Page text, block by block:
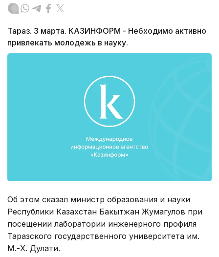
Тараз. 3 марта. КАЗИНФОРМ - Небходимо активно
привлекать молодежь в науку.
Об этом сказал министр образования и науки
Республики Казахстан Бакытжан Жумагулов при
посещении лаборатории инженерного профиля
Таразского государственного университета им.
М.-Х. Дулати.